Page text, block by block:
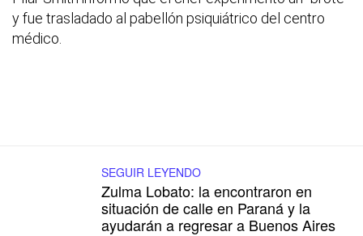
y fue trasladado al pabellón psiquiátrico del centro
médico.
SEGUIR LEYENDO
Zulma Lobato: la encontraron en
situación de calle en Paraná y la
ayudarán a regresar a Buenos Aires